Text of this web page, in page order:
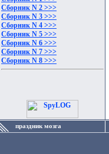
Сборник N 2 >>>
Сборник N 3 >>>
Сборник N 4 >>>
Сборник N 5 >>>
Сборник N 6 >>>
Сборник N 7 >>>
Сборник N 8 >>>
праздник мозга